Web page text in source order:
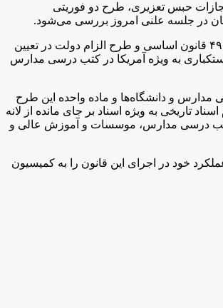
حبس تعزیری، طرح دو فوریتی
در جلسه علنی امروز بررسی می‌شود.
همچنین طرح مستثنی‌ شدن بانک رفاه از سقف مجاز تملک سهام بانک‌های تجاری غیردولتی، طرح یک فوریتی کمیسیون قضایی و حقوقی درباره نحوه اجرای اصل ۴۹ قانون اساسی و طرح الزام دولت در تعیین
به ویژه آمریکا در کتب درسی مدارس
و دانشگاه‌ها و ماده واحده این طرح
تاریخی به ویژه اسناد بر جای مانده از لانه
و کتب درسی مدارس، موسسات و آموزش عالی و
خود در اجرای این قانون را به کمیسیون